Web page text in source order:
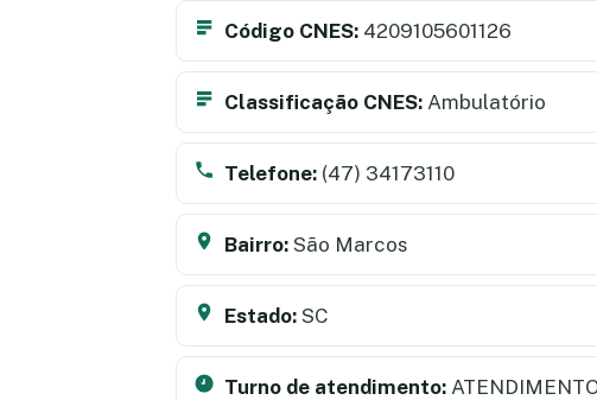
Código CNES: 4209105601126
Classificação CNES: Ambulatório
Telefone: (47) 34173110
Bairro: São Marcos
Estado: SC
Turno de atendimento: